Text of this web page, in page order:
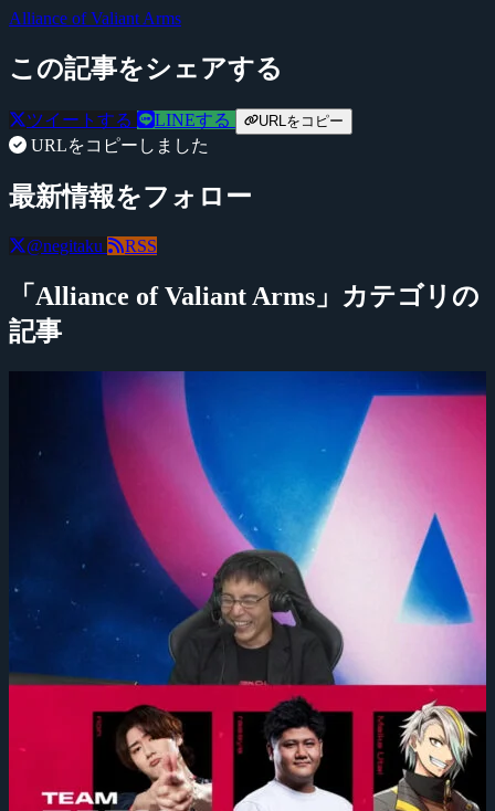
Alliance of Valiant Arms
この記事をシェアする
ツイートする LINEする URLをコピー
URLをコピーしました
最新情報をフォロー
@negitaku RSS
「Alliance of Valiant Arms」カテゴリの
記事